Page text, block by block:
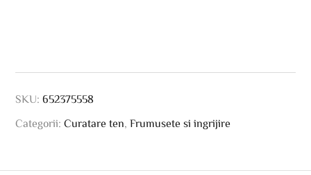
SKU:652375558
Categorii:Curatare ten ,Frumusete si ingrijire